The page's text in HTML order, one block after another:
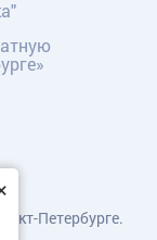
Петербурге.